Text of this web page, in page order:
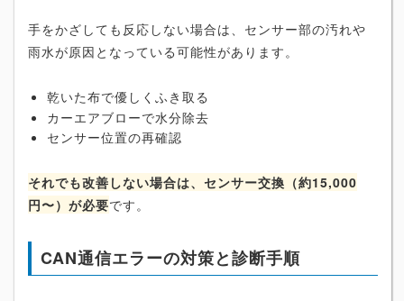
手をかざしても反応しない場合は、センサー部の汚れや
雨水が原因となっている可能性があります。
乾いた布で優しくふき取る
カーエアブローで水分除去
センサー位置の再確認
それでも改善しない場合は、センサー交換（約15,000
円〜）が必要です。
CAN通信エラーの対策と診断手順